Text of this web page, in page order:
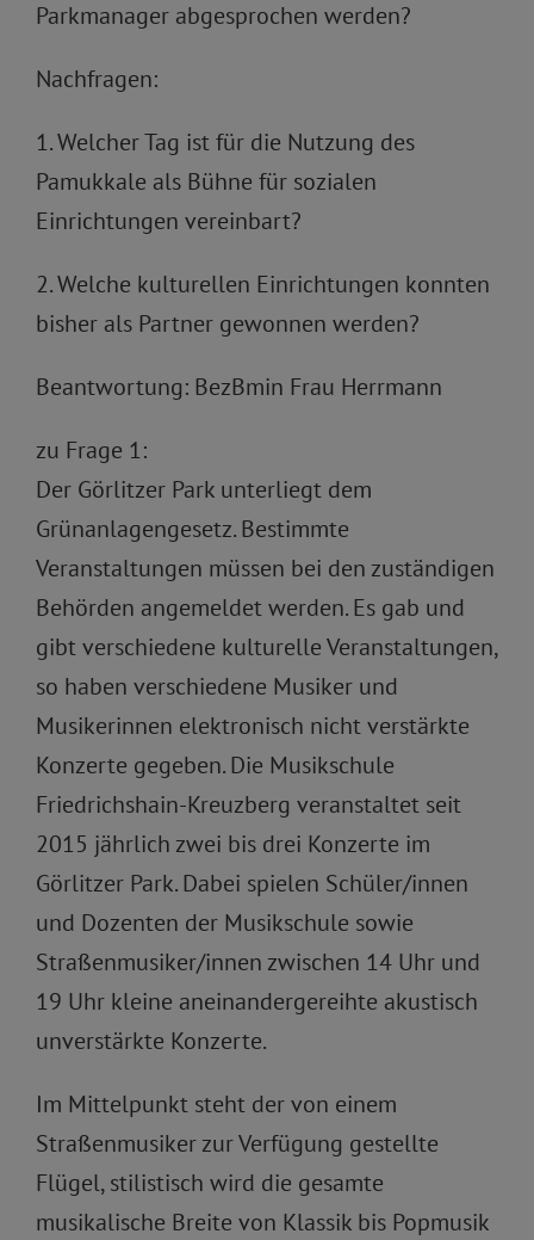
Parkmanager abgesprochen werden?
Nachfragen:
1. Welcher Tag ist für die Nutzung des
Pamukkale als Bühne für sozialen
Einrichtungen vereinbart?
2. Welche kulturellen Einrichtungen konnten
bisher als Partner gewonnen werden?
Beantwortung: BezBmin Frau Herrmann
zu Frage 1:
Der Görlitzer Park unterliegt dem
Grünanlagengesetz. Bestimmte
Veranstaltungen müssen bei den zuständigen
Behörden angemeldet werden. Es gab und
gibt verschiedene kulturelle Veranstaltungen,
so haben verschiedene Musiker und
Musikerinnen elektronisch nicht verstärkte
Konzerte gegeben. Die Musikschule
Friedrichshain-Kreuzberg veranstaltet seit
2015 jährlich zwei bis drei Konzerte im
Görlitzer Park. Dabei spielen Schüler/innen
und Dozenten der Musikschule sowie
Straßenmusiker/innen zwischen 14 Uhr und
19 Uhr kleine aneinandergereihte akustisch
unverstärkte Konzerte.
Im Mittelpunkt steht der von einem
Straßenmusiker zur Verfügung gestellte
Flügel, stilistisch wird die gesamte
musikalische Breite von Klassik bis Popmusik